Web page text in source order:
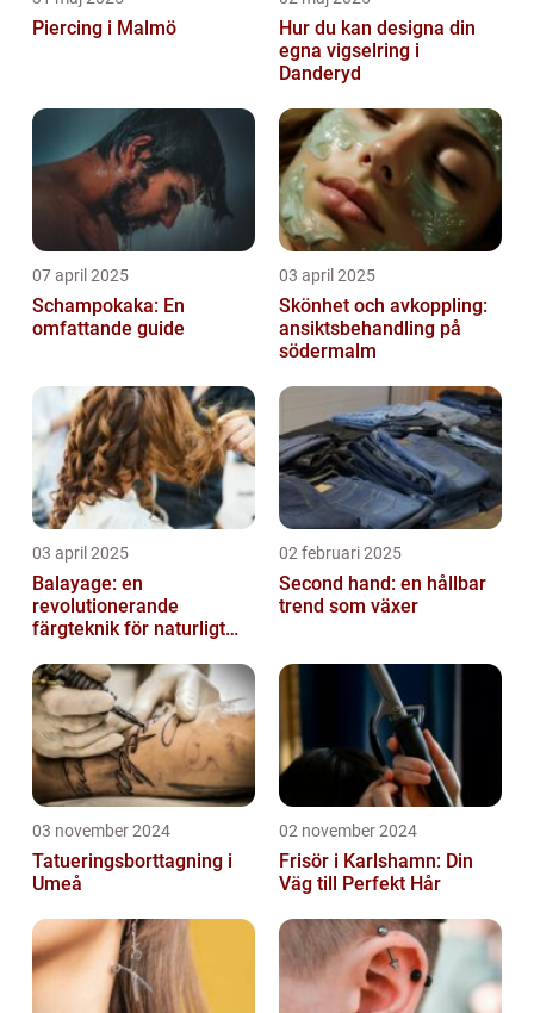
Piercing i Malmö
Hur du kan designa din
egna vigselring i
Danderyd
07 april 2025
Schampokaka: En
omfattande guide
03 april 2025
Skönhet och avkoppling:
ansiktsbehandling på
södermalm
03 april 2025
Balayage: en
revolutionerande
färgteknik för naturligt
02 februari 2025
Second hand: en hållbar
trend som växer
03 november 2024
Tatueringsborttagning i
Umeå
02 november 2024
Frisör i Karlshamn: Din
Väg till Perfekt Hår